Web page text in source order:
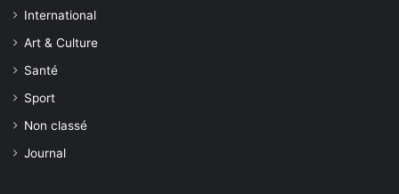
International
Art & Culture
Santé
Sport
Non classé
Journal